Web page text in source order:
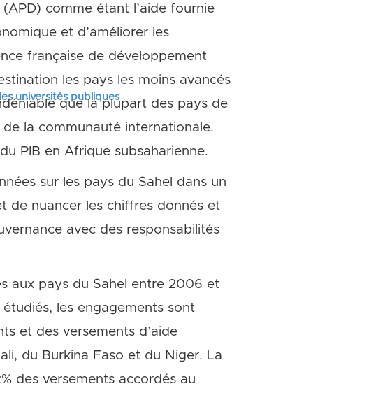
universités publiques
comme étant l’aide fournie
et d’améliorer les
française de développement
les pays les moins avancés
que la plupart des pays de
la communauté internationale.
PIB en Afrique subsaharienne.
sur les pays du Sahel dans un
de nuancer les chiffres donnés et
avec des responsabilités
aux pays du Sahel entre 2006 et
les engagements sont
et des versements d’aide
du Burkina Faso et du Niger. La
des versements accordés au